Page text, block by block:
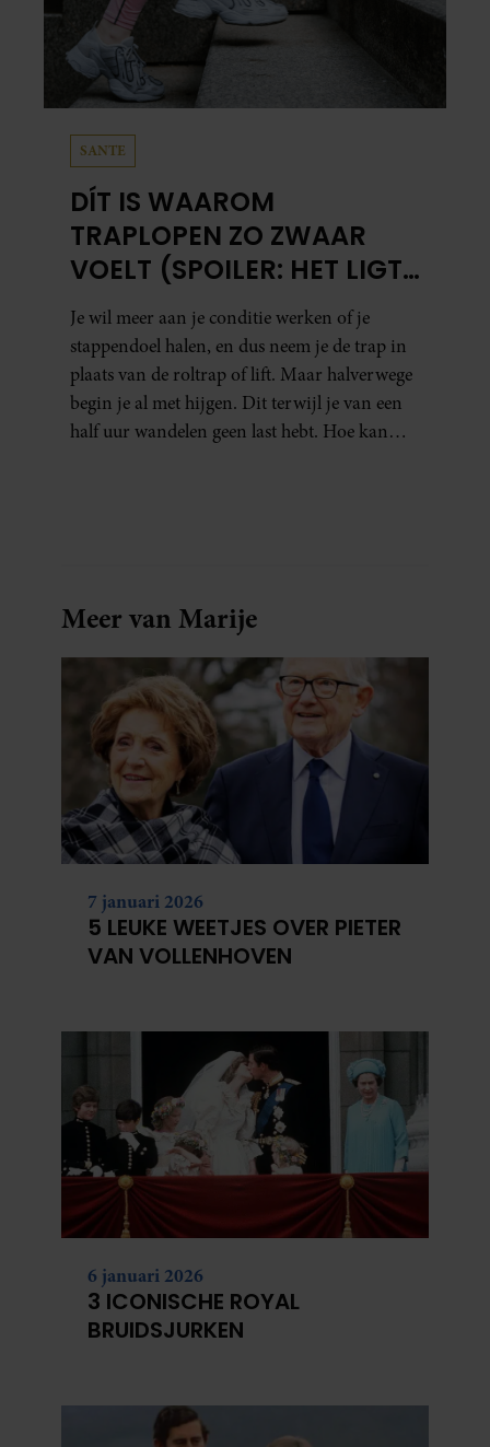
SANTE
DÍT IS WAAROM
TRAPLOPEN ZO ZWAAR
VOELT (SPOILER: HET LIGT
NIET AAN JE CONDITIE)
Je wil meer aan je conditie werken of je
stappendoel halen, en dus neem je de trap in
plaats van de roltrap of lift. Maar halverwege
begin je al met hijgen. Dit terwijl je van een
half uur wandelen geen last hebt. Hoe kan
Meer van Marije
7 januari 2026
5 LEUKE WEETJES OVER PIETER
VAN VOLLENHOVEN
6 januari 2026
3 ICONISCHE ROYAL
BRUIDSJURKEN